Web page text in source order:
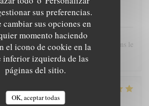
sus preferencias.
cambiar sus opciones en
momento haciendo
el icono de cookie en la
inferior izquierda de las
páginas del sitio.
OK, aceptar todas
:5/5 Menú: 5/5 Calidad / Precio
très sympathique. Nous recommandons le
8